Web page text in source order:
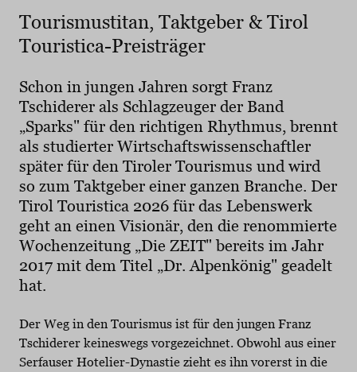
Tourismustitan, Taktgeber & Tirol
Touristica-Preisträger
Schon in jungen Jahren sorgt Franz
Tschiderer als Schlagzeuger der Band
„Sparks" für den richtigen Rhythmus, brennt
als studierter Wirtschaftswissenschaftler
später für den Tiroler Tourismus und wird
so zum Taktgeber einer ganzen Branche. Der
Tirol Touristica 2026 für das Lebenswerk
geht an einen Visionär, den die renommierte
Wochenzeitung „Die ZEIT" bereits im Jahr
2017 mit dem Titel „Dr. Alpenkönig" geadelt
hat.
Der Weg in den Tourismus ist für den jungen Franz
Tschiderer keineswegs vorgezeichnet. Obwohl aus einer
Serfauser Hotelier-Dynastie zieht es ihn vorerst in die